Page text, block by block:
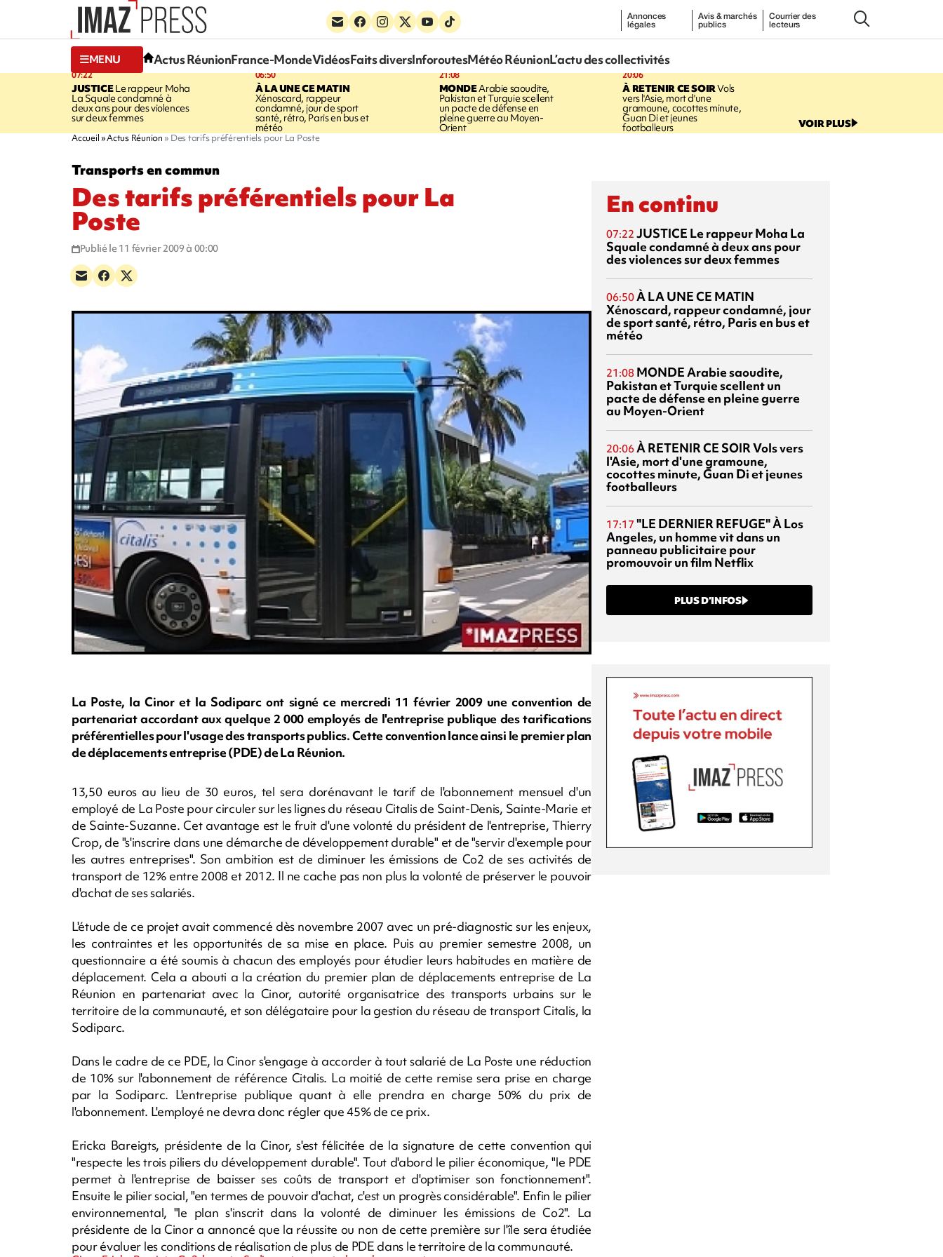
Annonces
légales
Avis & marchés
publics
Courrier des
lecteurs
MENU Actus RéunionFrance-MondeVidéosFaits diversInforoutesMétéo RéunionL’actu des collectivités
07:22
JUSTICELe rappeur Moha
La Squale condamné à
deux ans pour des violences
sur deux femmes
06:50
À LA UNE CE MATIN
Xénoscard, rappeur
condamné, jour de sport
santé, rétro, Paris en bus et
météo
21:08
MONDEArabie saoudite,
Pakistan et Turquie scellent
un pacte de défense en
pleine guerre au Moyen-
Orient
20:06
À RETENIR CE SOIRVols
vers l'Asie, mort d'une
gramoune, cocottes minute,
Guan Di et jeunes
footballeurs VOIR PLUS
Accueil Actus Réunion Des tarifs préférentiels pour La Poste
Transports en commun
Des tarifs préférentiels pour La
Poste
Publié le 11 février 2009 à 00:00
La Poste, la Cinor et la Sodiparc ont signé ce mercredi 11 février 2009 une convention de
partenariat accordant aux quelque 2 000 employés de l'entreprise publique des tarifications
préférentielles pour l'usage des transports publics. Cette convention lance ainsi le premier plan
de déplacements entreprise (PDE) de La Réunion.
13,50 euros au lieu de 30 euros, tel sera dorénavant le tarif de l'abonnement mensuel d'un
employé de La Poste pour circuler sur les lignes du réseau Citalis de Saint-Denis, Sainte-Marie et
de Sainte-Suzanne. Cet avantage est le fruit d'une volonté du président de l'entreprise, Thierry
Crop, de "s'inscrire dans une démarche de développement durable" et de "servir d'exemple pour
les autres entreprises". Son ambition est de diminuer les émissions de Co2 de ses activités de
transport de 12% entre 2008 et 2012. Il ne cache pas non plus la volonté de préserver le pouvoir
d'achat de ses salariés.
L'étude de ce projet avait commencé dès novembre 2007 avec un pré-diagnostic sur les enjeux,
les contraintes et les opportunités de sa mise en place. Puis au premier semestre 2008, un
questionnaire a été soumis à chacun des employés pour étudier leurs habitudes en matière de
déplacement. Cela a abouti a la création du premier plan de déplacements entreprise de La
Réunion en partenariat avec la Cinor, autorité organisatrice des transports urbains sur le
territoire de la communauté, et son délégataire pour la gestion du réseau de transport Citalis, la
Sodiparc.
Dans le cadre de ce PDE, la Cinor s'engage à accorder à tout salarié de La Poste une réduction
de 10% sur l'abonnement de référence Citalis. La moitié de cette remise sera prise en charge
par la Sodiparc. L'entreprise publique quant à elle prendra en charge 50% du prix de
l'abonnement. L'employé ne devra donc régler que 45% de ce prix.
Ericka Bareigts, présidente de la Cinor, s'est félicitée de la signature de cette convention qui
"respecte les trois piliers du développement durable". Tout d'abord le pilier économique, "le PDE
permet à l'entreprise de baisser ses coûts de transport et d'optimiser son fonctionnement".
Ensuite le pilier social, "en termes de pouvoir d'achat, c'est un progrès considérable". Enfin le pilier
environnemental, "le plan s'inscrit dans la volonté de diminuer les émissions de Co2". La
présidente de la Cinor a annoncé que la réussite ou non de cette première sur l'île sera étudiée
pour évaluer les conditions de réalisation de plus de PDE dans le territoire de la communauté.
En continu
07:22 JUSTICE Le rappeur Moha La
Squale condamné à deux ans pour
des violences sur deux femmes
06:50À LA UNE CE MATIN
Xénoscard, rappeur condamné, jour
de sport santé, rétro, Paris en bus et
météo
21:08 MONDEArabie saoudite,
Pakistan et Turquie scellent un
pacte de défense en pleine guerre
au Moyen-Orient
20:06À RETENIR CE SOIRVols vers
l'Asie, mort d'une gramoune,
cocottes minute, Guan Di et jeunes
footballeurs
17:17 "LE DERNIER REFUGE"À Los
Angeles, un homme vit dans un
panneau publicitaire pour
promouvoir un film Netflix
PLUS D’INFOS